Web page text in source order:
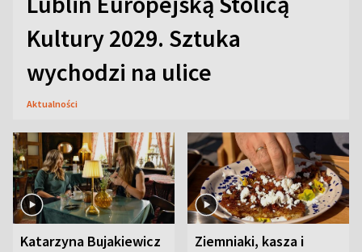
Kultury 2029. Sztuka
wychodzi na ulice
Aktualności
Katarzyna Bujakiewicz
Ziemniaki, kasza i